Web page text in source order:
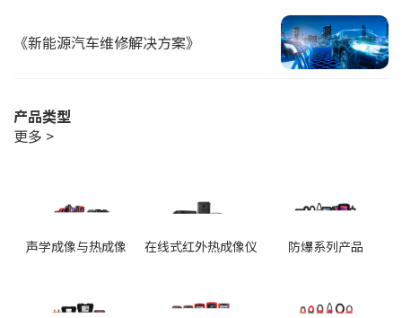
《新能源汽车维修解决方案》
产品类型
更多 >
声学成像与热成像 在线式红外热成像仪 防爆系列产品